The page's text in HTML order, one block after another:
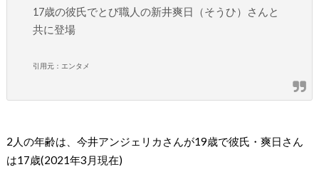
17歳の彼氏でとび職人の新井爽日（そうひ）さんと
共に登場
引用元：エンタメ
2人の年齢は、今井アンジェリカさんが19歳で彼氏・爽日さん
は17歳(2021年3月現在)